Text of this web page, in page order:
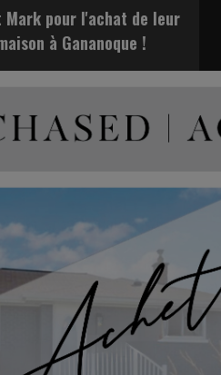
pour l'achat de leur
à Gananoque !